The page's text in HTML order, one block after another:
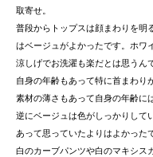
取寄せ。
普段からトップスは顔まわりを明
はベージュがよかったです。ホワ
涼しげでお洗濯も楽だとは思うん
自身の年齢もあって特に首まわり
素材の薄さもあって自身の年齢に
逆にベージュは色がしっかりして
あって思っていたよりはよかった
白のカーブパンツや白のマキシス